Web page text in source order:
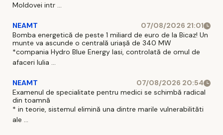
Moldovei intr ...
NEAMT
07/08/2026 21:01
Bomba energetică de peste 1 miliard de euro de la Bicaz! Un
munte va ascunde o centrală uriașă de 340 MW
*compania Hydro Blue Energy Iasi, controlată de omul de
afaceri Iulia ...
NEAMT
07/08/2026 20:54
Examenul de specialitate pentru medici se schimbă radical
din toamnă
* in teorie, sistemul elimină una dintre marile vulnerabilităti
ale ...